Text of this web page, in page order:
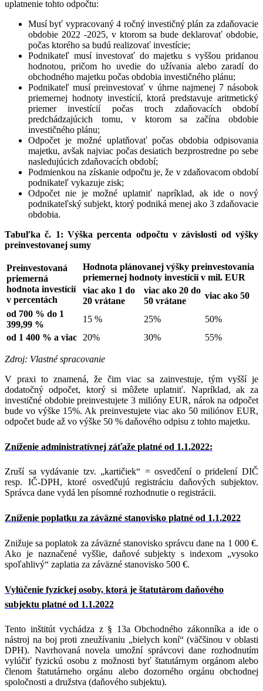
uplatnenie tohto odpočtu:
Musí byť vypracovaný 4 ročný investičný plán za zdaňovacie
obdobie 2022 -2025, v ktorom sa bude deklarovať obdobie,
počas ktorého sa budú realizovať investície;
Podnikateľ musí investovať do majetku s vyššou pridanou
hodnotou, pričom ho uvedie do užívania alebo zaradí do
obchodného majetku počas obdobia investičného plánu;
Podnikateľ musí preinvestovať v úhrne najmenej 7 násobok
priemernej hodnoty investícií, ktorá predstavuje aritmetický
priemer investícií počas troch zdaňovacích období
predchádzajúcich tomu, v ktorom sa začína obdobie
investičného plánu;
Odpočet je možné uplatňovať počas obdobia odpisovania
majetku, avšak najviac počas desiatich bezprostredne po sebe
nasledujúcich zdaňovacích období;
Podmienkou na získanie odpočtu je, že v zdaňovacom období
podnikateľ vykazuje zisk;
Odpočet nie je možné uplatniť napríklad, ak ide o nový
podnikateľský subjekt, ktorý podniká menej ako 3 zdaňovacie
obdobia.
Tabuľka č. 1: Výška percenta odpočtu v závislosti od výšky
preinvestovanej sumy
Preinvestovaná
priemerná
hodnota investícií
v percentách
Hodnota plánovanej výšky preinvestovania
priemernej hodnoty investícií v mil. EUR
viac ako 1 do
20 vrátane
viac ako 20 do
50 vrátane
viac ako 50
od 700 % do 1
399,99 %
15 % 25%
50%
od 1 400 % a viac
20% 30% 55%
Zdroj: Vlastné spracovanie
V praxi to znamená, že čim viac sa zainvestuje, tým vyšší je
dodatočný odpočet, ktorý si môžete uplatniť. Napríklad, ak za
investičné obdobie preinvestujete 3 milióny EUR, nárok na odpočet
bude vo výške 15%. Ak preinvestujete viac ako 50 miliónov EUR,
odpočet bude až vo výške 50 % daňového odpisu z tohto majetku.
Zníženie administratívnej záťaže platné od 1.1.2022:
Zruší sa vydávanie tzv. „kartičiek“ = osvedčení o pridelení DIČ
resp. IČ-DPH, ktoré osvedčujú registráciu daňových subjektov.
Správca dane vydá len písomné rozhodnutie o registrácii.
Zníženie poplatku za záväzné stanovisko platné od 1.1.2022
Znižuje sa poplatok za záväzné stanovisko správcu dane na 1 000 €.
Ako je naznačené vyššie, daňové subjekty s indexom „vysoko
spoľahlivý“ zaplatia za záväzné stanovisko 500 €.
Vylúčenie fyzickej osoby, ktorá je štatutárom daňového
subjektu platné od 1.1.2022
Tento inštitút vychádza z § 13a Obchodného zákonníka a ide o
nástroj na boj proti zneužívaniu „bielych koní“ (väčšinou v oblasti
DPH). Navrhovaná novela umožní správcovi dane rozhodnutím
vylúčiť fyzickú osobu z možnosti byť štatutárnym orgánom alebo
členom štatutárneho orgánu alebo dozorného orgánu obchodnej
spoločnosti a družstva (daňového subjektu).